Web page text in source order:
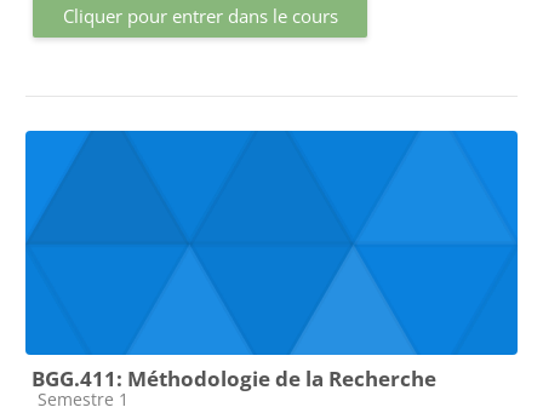
Cliquer pour entrer dans le cours
BGG.411: Méthodologie de la Recherche
Catégorie de cours
Semestre 1